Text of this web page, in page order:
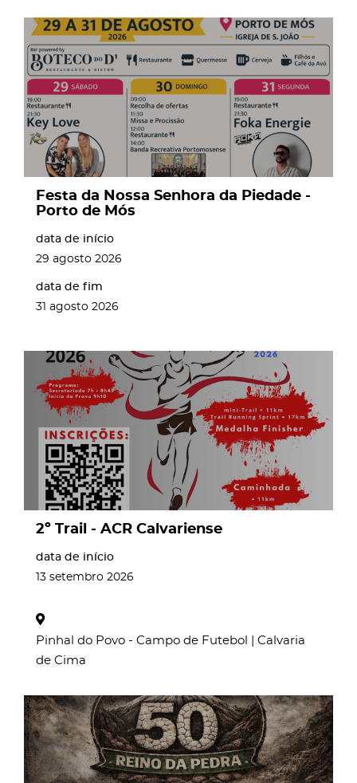
page
Festa da Nossa Senhora da Piedade -
Porto de Mós
data de início
29 agosto 2026
data de fim
31
agosto 2026
page
2º Trail - ACR Calvariense
data de início
13 setembro 2026
Pinhal do Povo - Campo de Futebol | Calvaria
de Cima
page